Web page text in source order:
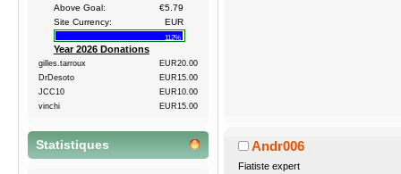
Above Goal:
€5.79
Site Currency:
EUR
112%
Year 2026 Donations
gilles.tarroux
EUR20.00
DrDesoto
EUR15.00
JCC10
EUR10.00
vinchi
EUR15.00
Statistiques Andr006
Fiatiste expert